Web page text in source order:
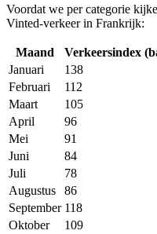
Voordat we per categorie
Vinted-verkeer in Frankrijk:
Maand
Verkeersindex
Januari
138
Februari
112
Maart
105
April
96
Mei
91
Juni
84
Juli
78
Augustus
86
September 118
Oktober
109